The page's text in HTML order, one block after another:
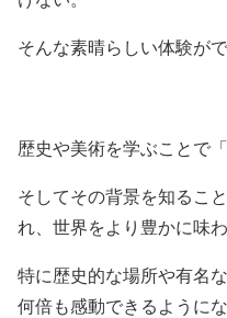
そんな素晴らしい体験が
歴史や美術を学ぶことで
そしてその背景を知るこ
れ、世界をより豊かに味
特に歴史的な場所や有名
何倍も感動できるようにな